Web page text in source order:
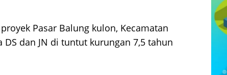
Pasar Balung kulon, Kecamatan
dan JN di tuntut kurungan 7,5 tahun